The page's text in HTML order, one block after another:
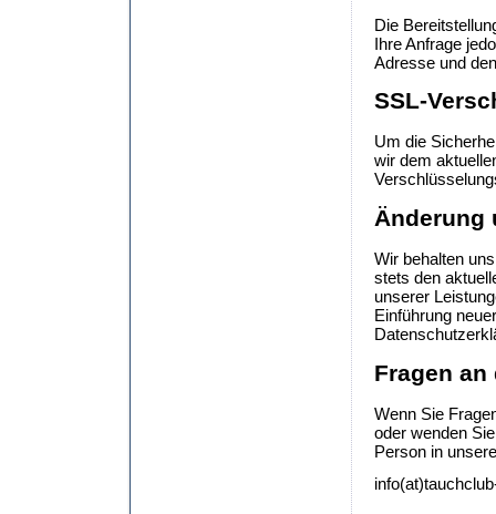
Die
Ihre Anfrage
Adresse und
SSL-
Um die
wir dem
Änderung
Wir behalten
stets den
unserer
Einführung
Fragen
Wenn Sie
oder wenden
Person in